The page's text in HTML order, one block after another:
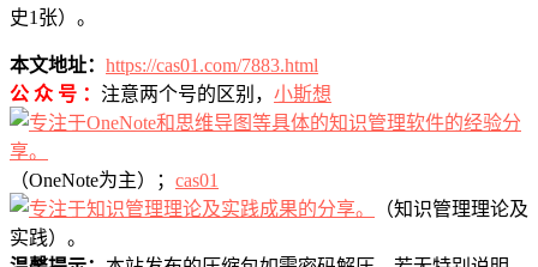
史1张）。
本文地址： https://cas01.com/7883.html
公 众 号 ： 注意两个号的区别， 小斯想
（OneNote为主）； cas01
（知识管理理论及
实践）。